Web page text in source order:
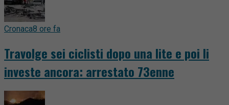
Cronaca8 ore fa
Travolge sei ciclisti dopo una lite e poi li
investe ancora: arrestato 73enne